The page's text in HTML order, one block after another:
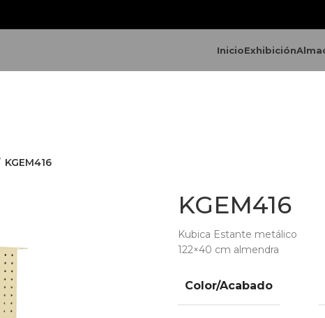
InicioExhibición
KGEM416
KGEM416
Kubica Estante metálico
122×40 cm almendra
Color/Acabado